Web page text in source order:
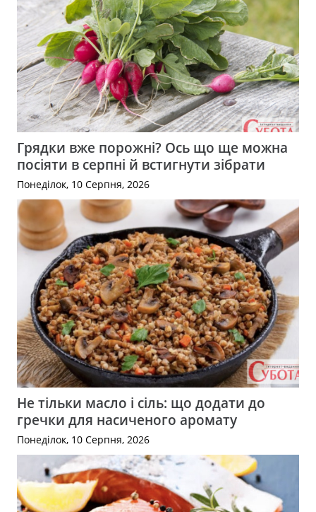
Грядки вже порожні? Ось що ще можна
посіяти в серпні й встигнути зібрати
Понеділок, 10 Серпня, 2026
Не тільки масло і сіль: що додати до
гречки для насиченого аромату
Понеділок, 10 Серпня, 2026